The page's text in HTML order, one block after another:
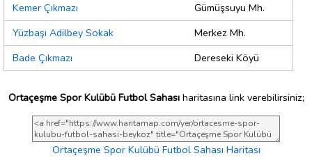
Kemer Çıkmazı
Gümüşsuyu Mh.
Yüzbaşı Adilbey Sokak
Merkez Mh.
Bade Çıkmazı
Dereseki Köyü
Ortaçeşme Spor Kulübü Futbol Sahasıharitasına link verebilirsiniz;
Ortaçeşme Spor Kulübü Futbol Sahası Haritası